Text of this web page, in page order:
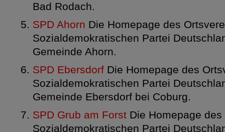
Bad Rodach.
SPD Ahorn Die Homepage des
Sozialdemokratischen Partei
Gemeinde Ahorn.
SPD Ebersdorf Die Homepage des
Sozialdemokratischen Partei
Gemeinde Ebersdorf bei Coburg.
SPD Grub am Forst Die Homepage
Sozialdemokratischen Partei